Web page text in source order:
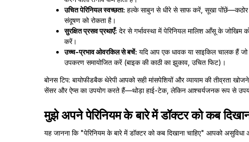
उचित पेरिनियल स्वच्छता: हल्के साबुन से धीरे से साफ करें, सूखा
संदूषण को रोकता है।
सुरक्षित प्रसव प्रथाएँ: देर से गर्भावस्था में पेरिनियल मालिश आँसू के
करें।
उच्च-प्रभाव ओवरकिल से बचें: यदि आप एक धावक या साइकिल चालक हैं
उपकरण समायोजित करें (बाइक की काठी का झुकाव, उचित फिट)।
बोनस टिप: बायोफीडबैक थेरेपी आपको सही मांसपेशियों और व्यायाम की तीव्रता
सेंसर और ऐप्स का उपयोग करते हैं—थोड़ा हाई-टेक, लेकिन आश्चर्यजनक रूप से
मुझे अपने पेरिनियम के बारे में डॉक्टर को कब
यह जानना कि "पेरिनियम के बारे में डॉक्टर को कब दिखाना चाहिए" आपको